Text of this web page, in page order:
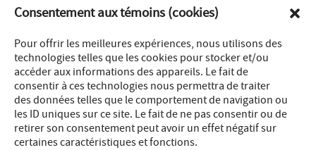
Consentement aux témoins (cookies)
Pour offrir les meilleures expériences, nous utilisons des
technologies telles que les cookies pour stocker et/ou
accéder aux informations des appareils. Le fait de
consentir à ces technologies nous permettra de traiter
des données telles que le comportement de navigation ou
les ID uniques sur ce site. Le fait de ne pas consentir ou de
retirer son consentement peut avoir un effet négatif sur
certaines caractéristiques et fonctions.